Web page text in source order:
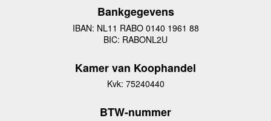
Bankgegevens
IBAN: NL11 RABO 0140 1961 88
BIC: RABONL2U
Kamer van Koophandel
Kvk: 75240440
BTW-nummer